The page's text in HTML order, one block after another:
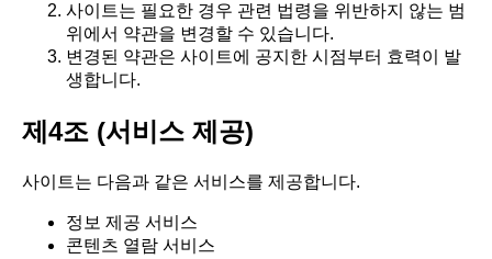
사이트는 필요한 경우 관련 법령을 위반하지 않는 범
위에서 약관을 변경할 수 있습니다.
변경된 약관은 사이트에 공지한 시점부터 효력이 발
생합니다.
제4조 (서비스 제공)
사이트는 다음과 같은 서비스를 제공합니다.
정보 제공 서비스
콘텐츠 열람 서비스